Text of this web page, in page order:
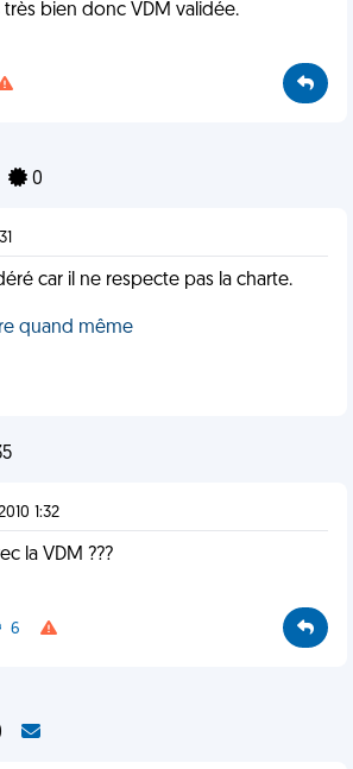
bien donc VDM validée.
0
car il ne respecte pas la charte.
quand même
1:32
la VDM ???
6